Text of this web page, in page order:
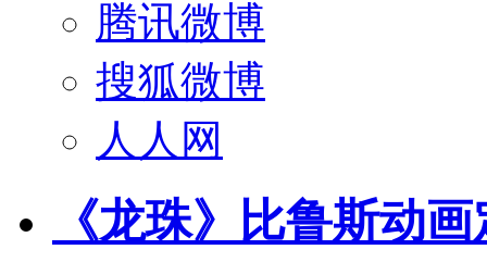
腾讯微博
搜狐微博
人人网
《龙珠》比鲁斯动